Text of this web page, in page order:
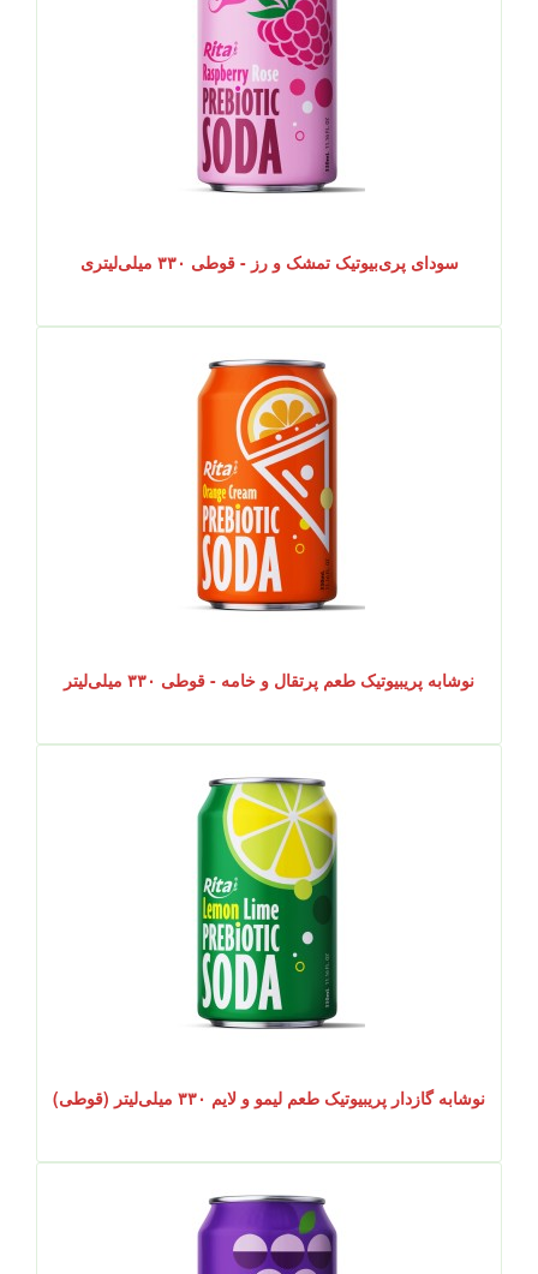
سودای پری‌بیوتیک تمشک و رز - قوطی ۳۳۰ میلی‌لیتری
نوشابه پریبیوتیک طعم پرتقال و خامه - قوطی ۳۳۰ میلی‌لیتر
نوشابه گازدار پریبیوتیک طعم لیمو و لایم ۳۳۰ میلی‌لیتر (قوطی)